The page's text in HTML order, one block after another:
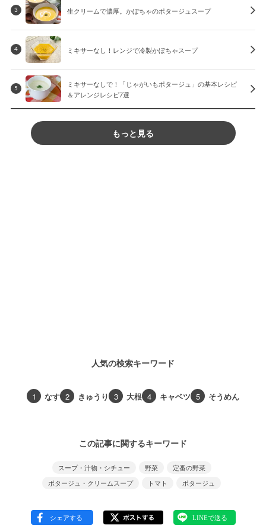
3 生クリームで濃厚。かぼちゃのポタージュスープ
4 ミキサーなし！レンジで冷製かぼちゃスープ
5
ミキサーなしで！「じゃがいもポタージュ」の基本レシピ
＆アレンジレシピ7選
もっと見る
人気の検索キーワード
1 なす 2 きゅうり 3 大根 4 キャベツ 5 そうめん
この記事に関するキーワード
スープ・汁物・シチュー 野菜
定番の野菜
ポタージュ・クリームスープ
トマト ポタージュ